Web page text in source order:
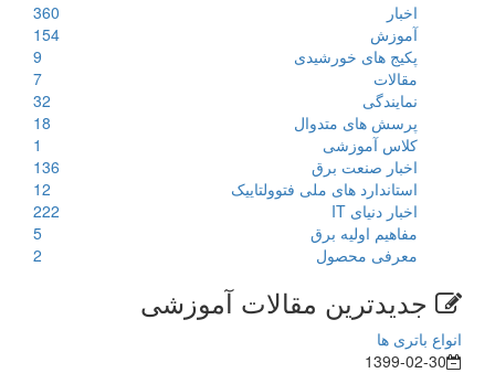
اخبار
360
آموزش
154
پکیج های خورشیدی
9
مقالات
7
نمایندگی
32
پرسش های متدوال
18
کلاس آموزشی
1
اخبار صنعت برق
136
استاندارد های ملی فتوولتاییک
12
اخبار دنیای IT
222
مفاهیم اولیه برق
5
معرفی محصول
2
جدیدترین مقالات آموزشی
انواع باتری ها
1399-02-30